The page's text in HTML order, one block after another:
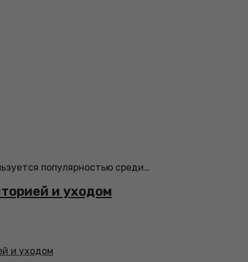
популярностью среди…
и уходом